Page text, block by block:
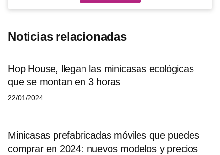
Noticias relacionadas
Hop House, llegan las minicasas ecológicas
que se montan en 3 horas
22/01/2024
Minicasas prefabricadas móviles que puedes
comprar en 2024: nuevos modelos y precios